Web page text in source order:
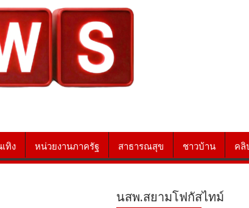
ทิง หน่วยงานภาครัฐ สาธารณสุข ชาวบ้าน คลิ
นสพ.สยามโฟกัสไทม์